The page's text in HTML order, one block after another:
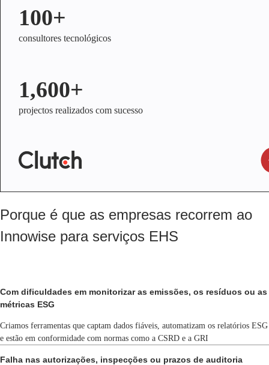
100+
consultores tecnológicos
1,600+
projectos realizados com sucesso
Porque é que as empresas recorrem ao
Innowise para serviços EHS
Com dificuldades em monitorizar as emissões, os resíduos ou as
métricas ESG
Criamos ferramentas que captam dados fiáveis, automatizam os relatórios ESG
e estão em conformidade com normas como a CSRD e a GRI
Falha nas autorizações, inspecções ou prazos de auditoria